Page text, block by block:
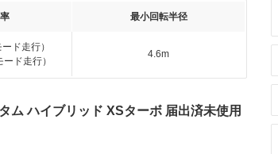
最小回転半径
ド走行）
ド走行）
4.6m
ム ハイブリッド XSターボ 届出済未使用